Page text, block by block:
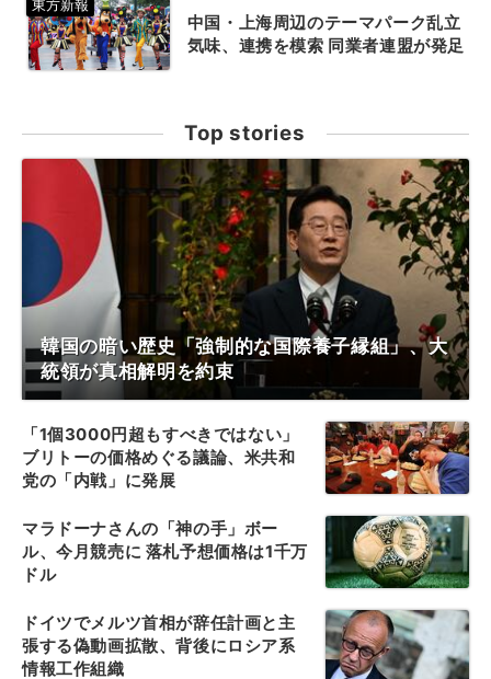
中国・上海周辺のテーマパーク乱立
気味、連携を模索 同業者連盟が発足
Top stories
韓国の暗い歴史「強制的な国際養子縁組」、大
統領が真相解明を約束
「1個3000円超もすべきではない」
ブリトーの価格めぐる議論、米共和
党の「内戦」に発展
マラドーナさんの「神の手」ボー
ル、今月競売に 落札予想価格は1千万
ドル
ドイツでメルツ首相が辞任計画と主
張する偽動画拡散、背後にロシア系
情報工作組織